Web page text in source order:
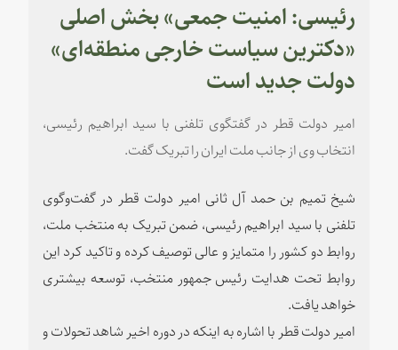
رئیسی: امنیت جمعی» بخش اصلی
«دکترین سیاست خارجی منطقه‌ای»
دولت جدید است
امیر دولت قطر در گفتگوی تلفنی با سید ابراهیم رئیسی،
انتخاب وی از جانب ملت ایران را تبریک گفت.
شیخ تمیم بن حمد آل ثانی امیر دولت قطر در گفت‌وگوی
تلفنی با سید ابراهیم رئیسی، ضمن تبریک به منتخب ملت،
روابط دو کشور را متمایز و عالی توصیف کرده و تاکید کرد این
روابط تحت هدایت رئیس جمهور منتخب، توسعه بیشتری
خواهد یافت.
امیر دولت قطر با اشاره به اینکه در دوره اخیر شاهد تحولات و